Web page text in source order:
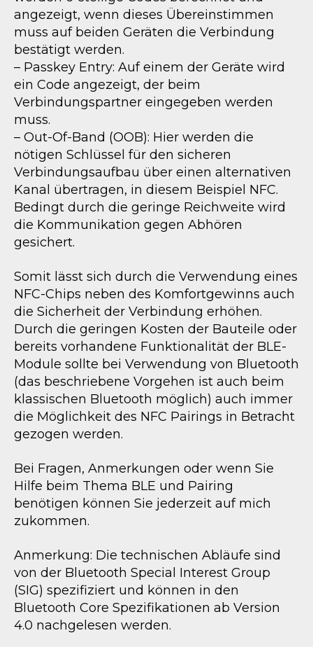
angezeigt, wenn dieses Übereinstimmen
muss auf beiden Geräten die Verbindung
bestätigt werden.
– Passkey Entry: Auf einem der Geräte wird
ein Code angezeigt, der beim
Verbindungspartner eingegeben werden
muss.
– Out-Of-Band (OOB): Hier werden die
nötigen Schlüssel für den sicheren
Verbindungsaufbau über einen alternativen
Kanal übertragen, in diesem Beispiel NFC.
Bedingt durch die geringe Reichweite wird
die Kommunikation gegen Abhören
gesichert.
Somit lässt sich durch die Verwendung eines
NFC-Chips neben des Komfortgewinns auch
die Sicherheit der Verbindung erhöhen.
Durch die geringen Kosten der Bauteile oder
bereits vorhandene Funktionalität der BLE-
Module sollte bei Verwendung von Bluetooth
(das beschriebene Vorgehen ist auch beim
klassischen Bluetooth möglich) auch immer
die Möglichkeit des NFC Pairings in Betracht
gezogen werden.
Bei Fragen, Anmerkungen oder wenn Sie
Hilfe beim Thema BLE und Pairing
benötigen können Sie jederzeit auf mich
zukommen.
Anmerkung: Die technischen Abläufe sind
von der Bluetooth Special Interest Group
(SIG) spezifiziert und können in den
Bluetooth Core Spezifikationen ab Version
4.0 nachgelesen werden.